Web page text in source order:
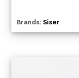
Brands: Siser